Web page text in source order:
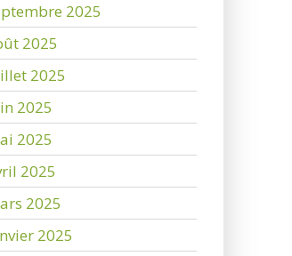
2025
2025
2025
2025
2025
2025
2025
2025